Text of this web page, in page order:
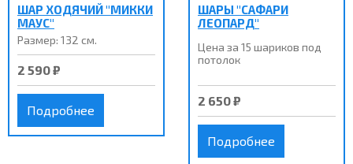
ШАР ХОДЯЧИЙ "МИККИ
МАУС"
Размер: 132 см.
2 590 ₽
Подробнее
ШАРЫ "САФАРИ
ЛЕОПАРД"
Цена за 15 шариков под
потолок
2 650 ₽
Подробнее